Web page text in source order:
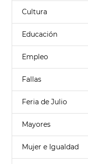
Cultura
Educación
Empleo
Fallas
Feria de Julio
Mayores
Mujer e Igualdad